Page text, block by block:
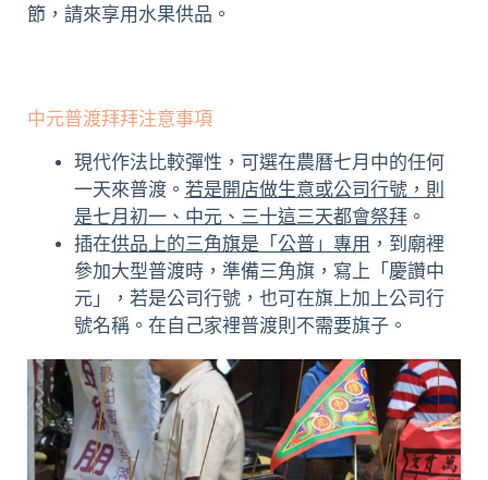
節，請來享用水果供品。
中元普渡拜拜注意事項
現代作法比較彈性，可選在農曆七月中的任何
一天來普渡。 若是開店做生意或公司行號，則
是七月初一、中元、三十這三天都會祭拜。
插在供品上的三角旗是「公普」專用 ，到廟裡
參加大型普渡時，準備三角旗，寫上「慶讚中
元」，若是公司行號，也可在旗上加上公司行
號名稱。在自己家裡普渡則不需要旗子。